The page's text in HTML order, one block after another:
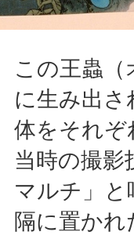
この王蟲
に生み出
体をそれぞ
当時の撮影
マルチ」
隔に置か